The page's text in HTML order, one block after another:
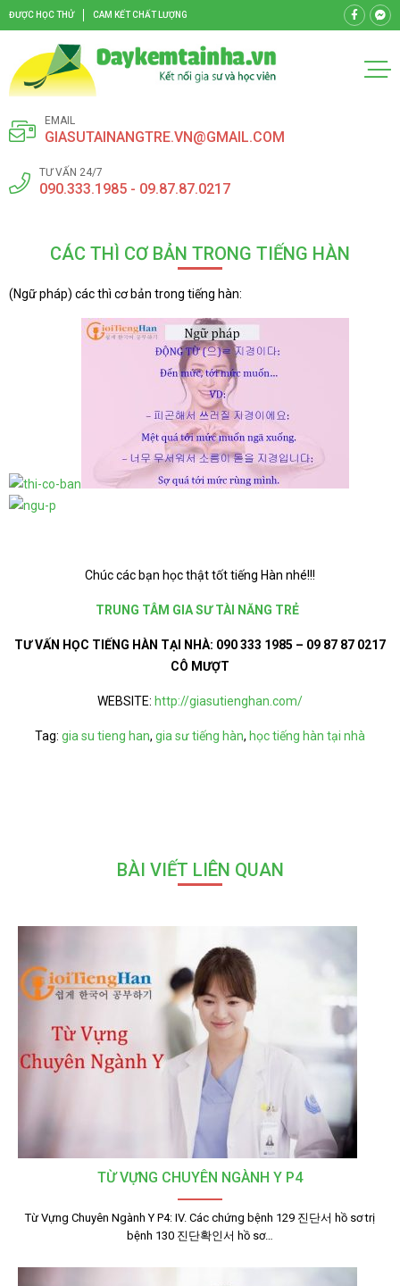
ĐƯỢC HỌC THỬ CAM KẾT CHẤT LƯỢNG
EMAIL
GIASUTAINANGTRE.VN@GMAIL.COM
TƯ VẤN 24/7
090.333.1985 - 09.87.87.0217
CÁC THÌ CƠ BẢN TRONG TIẾNG HÀN
(Ngữ pháp) các thì cơ bản trong tiếng hàn:
Chúc các bạn học thật tốt tiếng Hàn nhé!!!
TRUNG TÂM GIA SƯ TÀI NĂNG TRẺ
TƯ VẤN HỌC TIẾNG HÀN TẠI NHÀ: 090 333 1985 – 09 87 87 0217
CÔ MƯỢT
WEBSITE: http://giasutienghan.com/
Tag: gia su tieng han, gia sư tiếng hàn, học tiếng hàn tại nhà
BÀI VIẾT LIÊN QUAN
TỪ VỰNG CHUYÊN NGÀNH Y P4
Từ Vựng Chuyên Ngành Y P4: IV. Các chứng bệnh 129 진단서 hồ sơ trị
bệnh 130 진단확인서 hồ sơ…